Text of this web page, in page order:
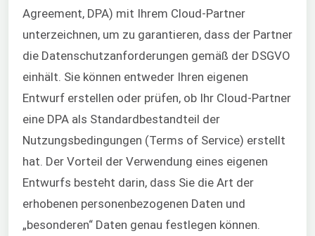
Agreement, DPA) mit Ihrem Cloud-Partner
unterzeichnen, um zu garantieren, dass der Partner
die Datenschutzanforderungen gemäß der DSGVO
einhält. Sie können entweder Ihren eigenen
Entwurf erstellen oder prüfen, ob Ihr Cloud-Partner
eine DPA als Standardbestandteil der
Nutzungsbedingungen (Terms of Service) erstellt
hat. Der Vorteil der Verwendung eines eigenen
Entwurfs besteht darin, dass Sie die Art der
erhobenen personenbezogenen Daten und
„besonderen“ Daten genau festlegen können.